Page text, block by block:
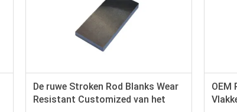
De ruwe Stroken Rod Blanks Wear
Resistant Customized van het
OEM